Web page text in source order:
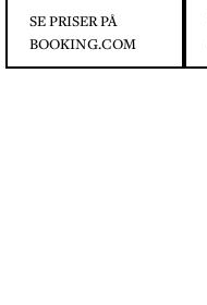
SE PRISER PÅ
BOOKING.COM